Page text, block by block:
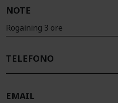
NOTE
Rogaining 3 ore
TELEFONO
EMAIL